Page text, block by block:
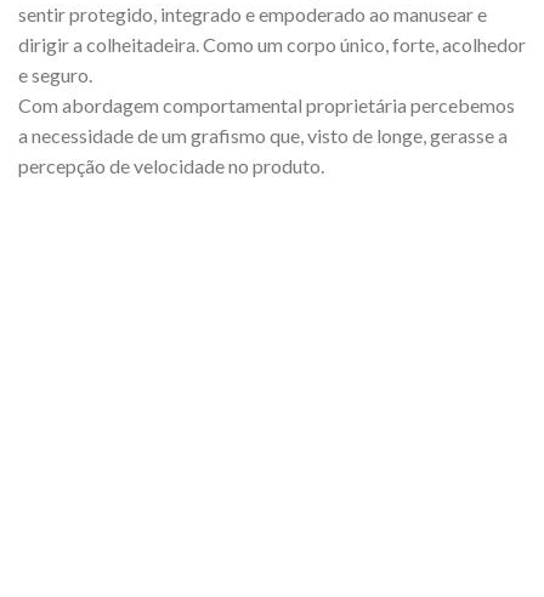
sentir protegido, integrado e empoderado ao manusear e
dirigir a colheitadeira. Como um corpo único, forte, acolhedor
e seguro.
Com abordagem comportamental proprietária percebemos
a necessidade de um grafismo que, visto de longe, gerasse a
percepção de velocidade no produto.